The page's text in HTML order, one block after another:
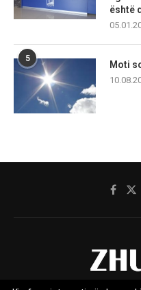
është
5
Moti